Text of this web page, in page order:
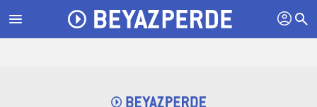
menu profil search